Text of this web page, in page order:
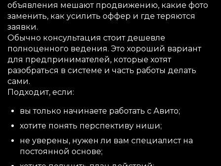
объявления мешают продвижению, какие фото
заменить, как усилить оффер и где теряются
заявки.
Обычно консультация стоит дешевле
полноценного ведения. Это хороший вариант
для предпринимателей, которые хотят
разобраться в системе и часть работы делать
сами.
Подходит, если:
вы только начинаете работать с Авито;
хотите понять перспективу ниши;
не уверены, нужен ли вам специалист на
постоянной основе;